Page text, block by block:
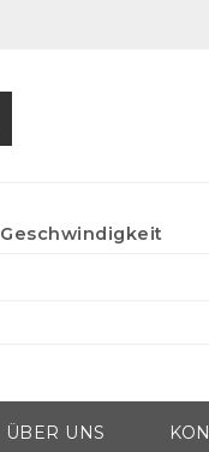
Geschwindigkeit
ÜBER UNS